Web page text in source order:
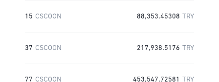
15 CSCOON 88,353.45308 TRY
37 CSCOON 217,938.5176 TRY
77 CSCOON 453,547.72581 TRY